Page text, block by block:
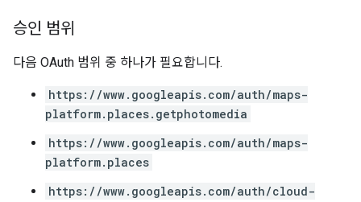
승인 범위
다음 OAuth 범위 중 하나가 필요합니다.
https://www.googleapis.com/auth/maps-
platform.places.getphotomedia
https://www.googleapis.com/auth/maps-
platform.places
https://www.googleapis.com/auth/cloud-